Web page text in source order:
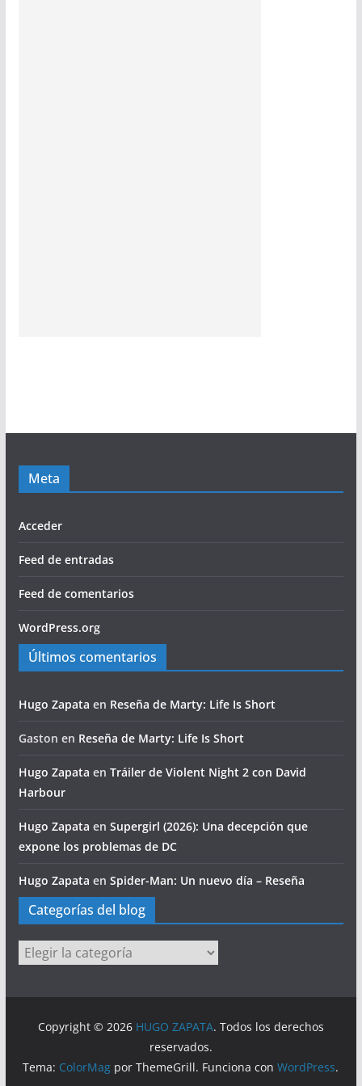
Meta
Acceder
Feed de entradas
Feed de comentarios
WordPress.org
Últimos comentarios
Hugo Zapata en Reseña de Marty: Life Is Short
Gaston en Reseña de Marty: Life Is Short
Hugo Zapata en Tráiler de Violent Night 2 con David
Harbour
Hugo Zapata en Supergirl (2026): Una decepción que
expone los problemas de DC
Hugo Zapata en Spider-Man: Un nuevo día – Reseña
Categorías del blog
Categorías
del
Copyright © 2026 HUGO ZAPATA. Todos los derechos
reservados.
Tema: ColorMag por ThemeGrill. Funciona conWordPress.